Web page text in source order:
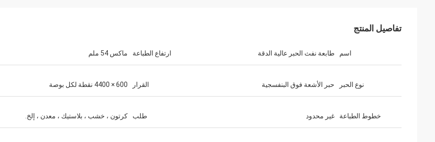
تفاصيل المنتج
اسم طابعة نفث الحبر عالية الدقة ارتفاع الطباعة ماكس 54 ملم
نوع الحبر حبر الأشعة فوق البنفسجية القرار 600 × 4400 نقطة لكل بوصة
خطوط الطباعة غير محدود طلب كرتون ، خشب ، بلاستيك ، معدن ، إلخ.